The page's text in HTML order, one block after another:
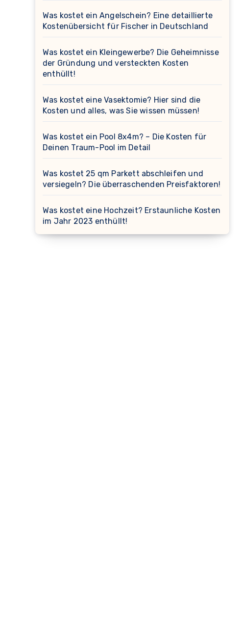
Was kostet ein Angelschein? Eine detaillierte
Kostenübersicht für Fischer in Deutschland
Was kostet ein Kleingewerbe? Die Geheimnisse
der Gründung und versteckten Kosten
enthüllt!
Was kostet eine Vasektomie? Hier sind die
Kosten und alles, was Sie wissen müssen!
Was kostet ein Pool 8x4m? – Die Kosten für
Deinen Traum-Pool im Detail
Was kostet 25 qm Parkett abschleifen und
versiegeln? Die überraschenden Preisfaktoren!
Was kostet eine Hochzeit? Erstaunliche Kosten
im Jahr 2023 enthüllt!